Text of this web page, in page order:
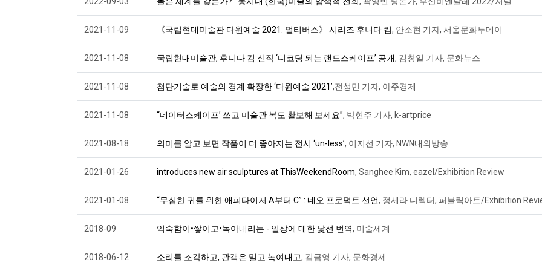
2021-11-09 《국립현대미술관 다원예술 2021: 멀티버스》 시리즈 후니다 킴, 안소현 기자, 서울문화투데이
2021-11-08 국립현대미술관, 후니다 킴 신작 ‘디코딩 되는 랜드스케이프’ 공개, 김창일 기자, 문화뉴스
2021-11-08 첨단기술로 예술의 경계 확장한 ‘다원예술 2021’,전성민 기자, 아주경제
2021-11-08 “데이터스케이프’ 쓰고 미술관 복도 활보해 보세요”, 박현주 기자, k-artprice
2021-08-18 의미를 알고 보면 작품이 더 좋아지는 전시 ‘un-less’, 이지선 기자, NWN내외방송
2021-01-26 introduces new air sculptures at ThisWeekendRoom, Sanghee Kim, eazel/Exhibition Review
2021-01-08 “무심한 귀를 위한 애피타이저 A부터 C” : 네오 프로덕트 선언, 정세라 디렉터, 퍼블릭아트/Exhibition
2018-09 익숙함이•쌓이고•녹아내리는 - 일상에 대한 낯선 번역, 미술세계
2018-06-12 소리를 조각하고, 관객은 밀고 녹여내고, 김금영 기자, 문화경제